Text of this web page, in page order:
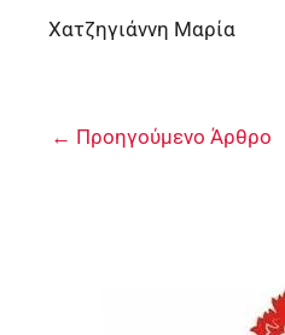
Χατζηγιάννη Μαρία
← Προηγούμενο Άρθρο